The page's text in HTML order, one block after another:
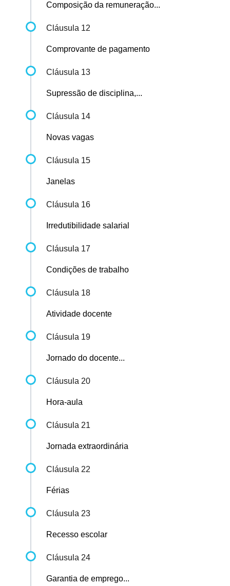
Composição da remuneração...
Cláusula 12
Comprovante de pagamento
Cláusula 13
Supressão de disciplina,...
Cláusula 14
Novas vagas
Cláusula 15
Janelas
Cláusula 16
Irredutibilidade salarial
Cláusula 17
Condições de trabalho
Cláusula 18
Atividade docente
Cláusula 19
Jornado do docente...
Cláusula 20
Hora-aula
Cláusula 21
Jornada extraordinária
Cláusula 22
Férias
Cláusula 23
Recesso escolar
Cláusula 24
Garantia de emprego...